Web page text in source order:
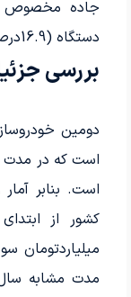
دستگاه (16.9‌درصد) بیشتر خودروی سواری فروخته‌اند.
بررسی
دومین
است که در مدت
است. بنابر
میلیارد‌تومان